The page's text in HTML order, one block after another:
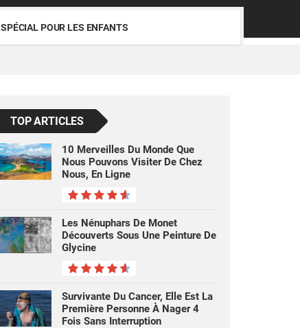
SPÉCIAL POUR LES ENFANTS
TOP ARTICLES
10 Merveilles Du Monde Que
Nous Pouvons Visiter De Chez
Nous, En Ligne
Les Nénuphars De Monet
Découverts Sous Une Peinture De
Glycine
Survivante Du Cancer, Elle Est La
Première Personne À Nager 4
Fois Sans Interruption